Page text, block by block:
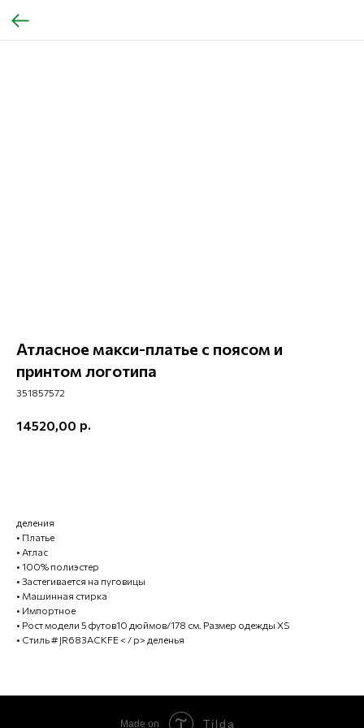
Атласное макси-платье с поясом и
принтом логотипа
351857572
14520,00 р.
деления
• Платье
• Атлас
• 100% полиэстер
• Застегивается на пуговицы
• Машинная стирка
• Импортное
• Рост модели 5 футов10 дюймов/178 см. Размер одежды XS
• Стиль # JR683ACKFE < / p> деленья
Made on Tilda